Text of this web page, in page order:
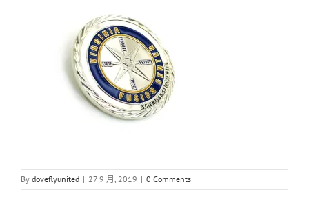
By doveflyunited | 27 9 月, 2019 | 0 Comments